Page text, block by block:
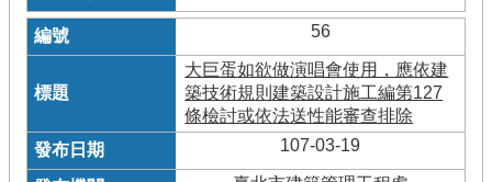
56
大巨蛋如欲做演唱會使用，應依建
築技術規則建築設計施工編第127
條檢討或依法送性能審查排除
107-03-19